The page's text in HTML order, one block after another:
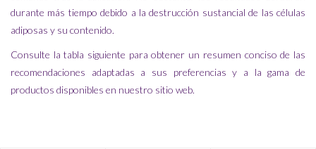
durante más tiempo debido a la destrucción sustancial de las células
adiposas y su contenido.
Consulte la tabla siguiente para obtener un resumen conciso de las
recomendaciones adaptadas a sus preferencias y a la gama de
productos disponibles en nuestro sitio web.